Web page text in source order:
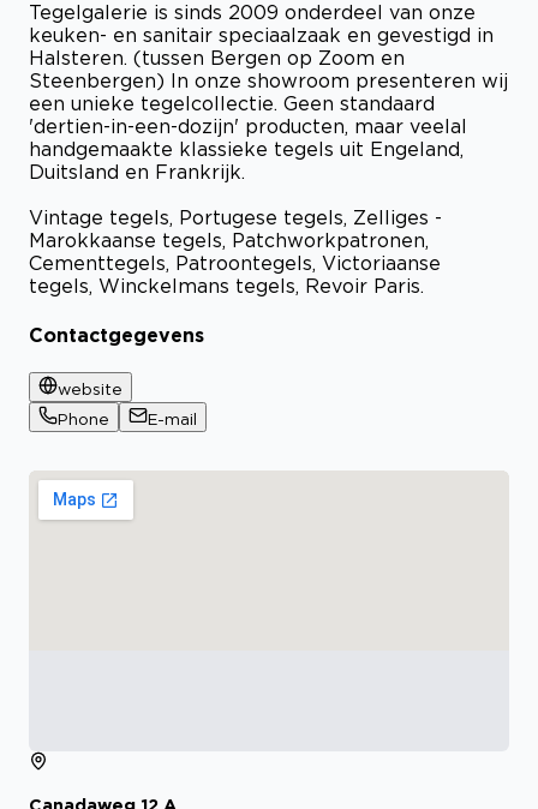
Tegelgalerie is sinds 2009 onderdeel van onze
keuken- en sanitair speciaalzaak en gevestigd in
Halsteren. (tussen Bergen op Zoom en
Steenbergen) In onze showroom presenteren wij
een unieke tegelcollectie. Geen standaard
'dertien-in-een-dozijn' producten, maar veelal
handgemaakte klassieke tegels uit Engeland,
Duitsland en Frankrijk.
Vintage tegels, Portugese tegels, Zelliges -
Marokkaanse tegels, Patchworkpatronen,
Cementtegels, Patroontegels, Victoriaanse
tegels, Winckelmans tegels, Revoir Paris.
Contactgegevens
website
Phone
E-mail
Canadaweg 12 A